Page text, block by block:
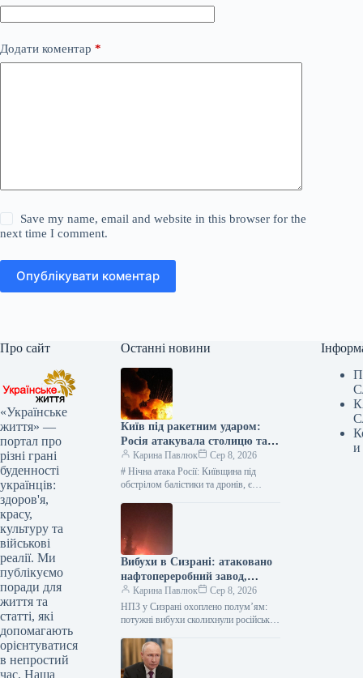
Додати коментар *
Save my name, email and website in this browser for the
next time I comment.
Опублікувати коментар
Про сайт
«Українське
життя» —
портал про
різні грані
буденності
українців:
здоров'я,
красу,
культуру та
військові
реалії. Ми
публікуємо
поради для
життя та
статті, які
допомагають
орієнтуватися
в непростий
час. Наша
Останні новини
Київ під ракетним ударом:
Росія атакувала столицю та
область, є жертви —
найсвіжіші подробиці
Карина Павлюк
Сер 8, 2026
# Нічна атака Росії: Київщина під
обстрілом балістики та дронів, є
Вибухи в Сизрані: атаковано
нафтопереробний завод,
розпочалася пожежа
Карина Павлюк
Сер 8, 2026
НПЗ у Сизрані охоплено полум’ям:
потужні вибухи сколихнули російське
на території Самарської області,
зафіксовано…
и